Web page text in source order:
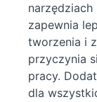
narzędziach
zapewnia
tworzenia i
przyczynia
pracy.
dla